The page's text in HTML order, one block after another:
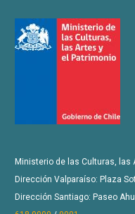
Ministerio de las Culturas, las
Dirección Valparaíso: Plaza
Dirección Santiago: Paseo